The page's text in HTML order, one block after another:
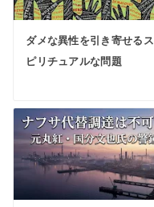
ダメな異性を引き寄せるス
ピリチュアルな問題